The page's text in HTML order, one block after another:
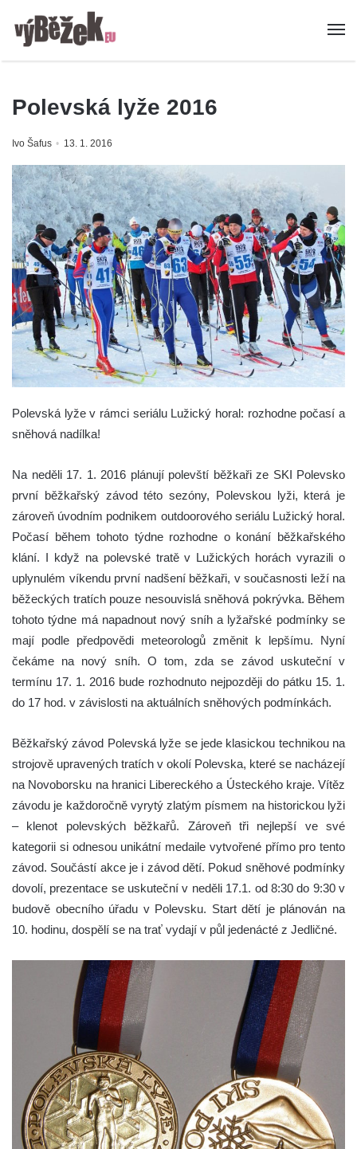
Polevská lyže 2016
Ivo Šafus 13. 1. 2016
Polevská lyže v rámci seriálu Lužický horal: rozhodne počasí a
sněhová nadílka!
Na neděli 17. 1. 2016 plánují polevští běžkaři ze SKI Polevsko
první běžkařský závod této sezóny, Polevskou lyži, která je
zároveň úvodním podnikem outdoorového seriálu Lužický horal.
Počasí během tohoto týdne rozhodne o konání běžkařského
klání. I když na polevské tratě v Lužických horách vyrazili o
uplynulém víkendu první nadšení běžkaři, v současnosti leží na
běžeckých tratích pouze nesouvislá sněhová pokrývka. Během
tohoto týdne má napadnout nový sníh a lyžařské podmínky se
mají podle předpovědi meteorologů změnit k lepšímu. Nyní
čekáme na nový sníh. O tom, zda se závod uskuteční v
termínu 17. 1. 2016 bude rozhodnuto nejpozději do pátku 15. 1.
do 17 hod. v závislosti na aktuálních sněhových podmínkách.
Běžkařský závod Polevská lyže se jede klasickou technikou na
strojově upravených tratích v okolí Polevska, které se nacházejí
na Novoborsku na hranici Libereckého a Ústeckého kraje. Vítěz
závodu je každoročně vyrytý zlatým písmem na historickou lyži
– klenot polevských běžkařů. Zároveň tři nejlepší ve své
kategorii si odnesou unikátní medaile vytvořené přímo pro tento
závod. Součástí akce je i závod dětí. Pokud sněhové podmínky
dovolí, prezentace se uskuteční v neděli 17.1. od 8:30 do 9:30 v
budově obecního úřadu v Polevsku. Start dětí je plánován na
10. hodinu, dospělí se na trať vydají v půl jedenácté z Jedličné.